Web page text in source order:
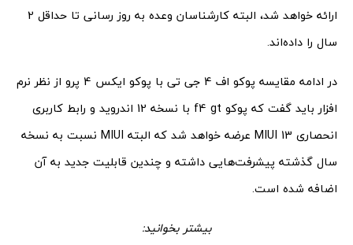
ارائه خواهد شد، البته کارشناسان وعده به روز رسانی تا حداقل 2
سال را داده‌اند.
در ادامه مقایسه پوکو اف 4 جی تی با پوکو ایکس 4 پرو از نظر نرم
افزار باید گفت که پوکو f4 gt با نسخه 12 اندروید و رابط کاربری
انحصاری MIUI 13 عرضه خواهد شد که البته MIUI نسبت به نسخه
سال گذشته پیشرفت‌هایی داشته و چندین قابلیت جدید به آن
اضافه شده است.
بیشتر بخوانید: